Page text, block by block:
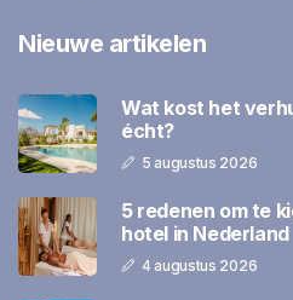
Nieuwe artikelen
Wat kost het
écht?
5 augustus 2026
5 redenen om te
hotel in Nederland
4 augustus 2026